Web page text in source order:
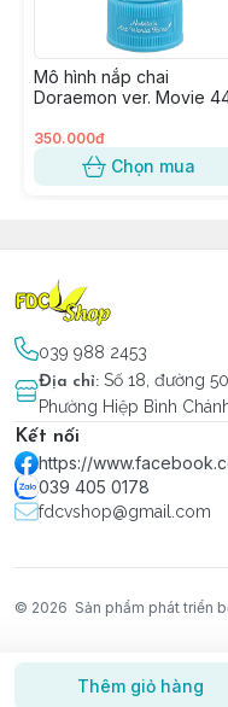
Thêm giỏ hàng
Mô hình nắp chai
Doraemon ver. Movie
vào thế giới trong tranh
350.000đ
Chọn mua
039 988 2453
Địa chỉ: Số 18, đường
Phường Hiệp Bình
Kết nối
https://
039 405 0178
fdcvshop@gmail.com
© 2026 Sản phẩm phát triển